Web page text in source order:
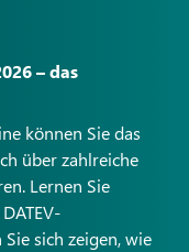
– das
können Sie das
über zahlreiche
Lernen Sie
sich zeigen, wie